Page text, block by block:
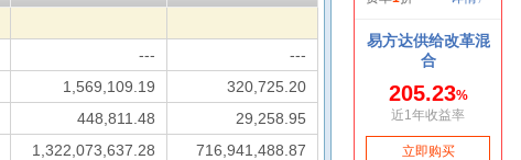
---
---
1,569,109.19
320,725.20
448,811.48
29,258.95
1,322,073,637.28
716,941,488.87